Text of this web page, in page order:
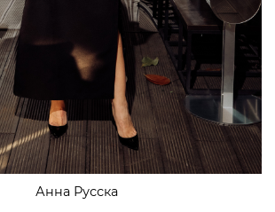
Анна Русска